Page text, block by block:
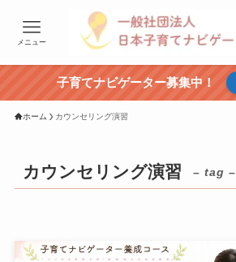
メニュー
子育てナビゲーター募集中！
ホーム カウンセリング演習
カウンセリング演習 – tag –